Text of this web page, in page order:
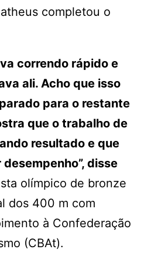
completou o
correndo rápido e
ali. Acho que isso
para o restante
que o trabalho de
resultado e que
disse
olímpico de bronze
dos 400 m com
à Confederação
(CBAt).